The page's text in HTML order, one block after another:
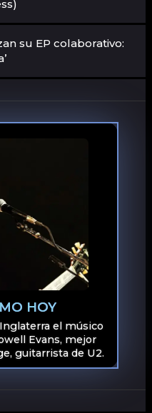
su EP colaborativo:
HOY
el músico
Evans, mejor
guitarrista de U2.